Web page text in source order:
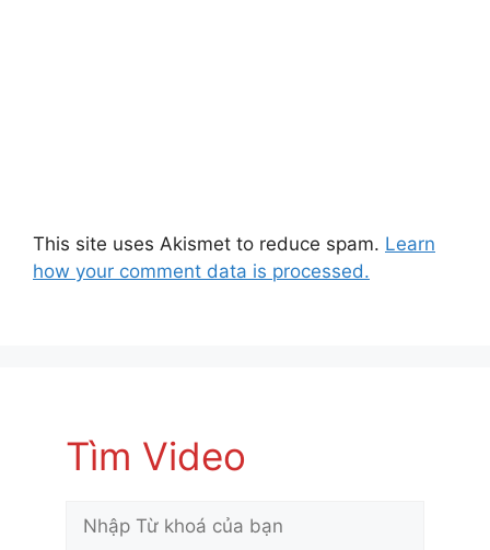
This site uses Akismet to reduce spam. Learn
how your comment data is processed.
Tìm Video